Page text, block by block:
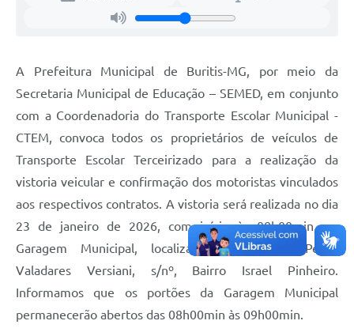
A Prefeitura Municipal de Buritis-MG, por meio da
Secretaria Municipal de Educação – SEMED, em conjunto
com a Coordenadoria do Transporte Escolar Municipal -
CTEM, convoca todos os proprietários de veículos de
Transporte Escolar Terceirizado para a realização da
vistoria veicular e confirmação dos motoristas vinculados
aos respectivos contratos. A vistoria será realizada no dia
23 de janeiro de 2026, com início às 08h00min, na
Garagem Municipal, localizada na Avenida Pedro
Valadares Versiani, s/nº, Bairro Israel Pinheiro.
Informamos que os portões da Garagem Municipal
permanecerão abertos das 08h00min às 09h00min.